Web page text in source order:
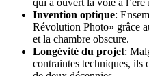
Invention optique:
Révolution Photo» grâce
et la chambre obscure.
Longévité du projet:
contraintes techniques, ils